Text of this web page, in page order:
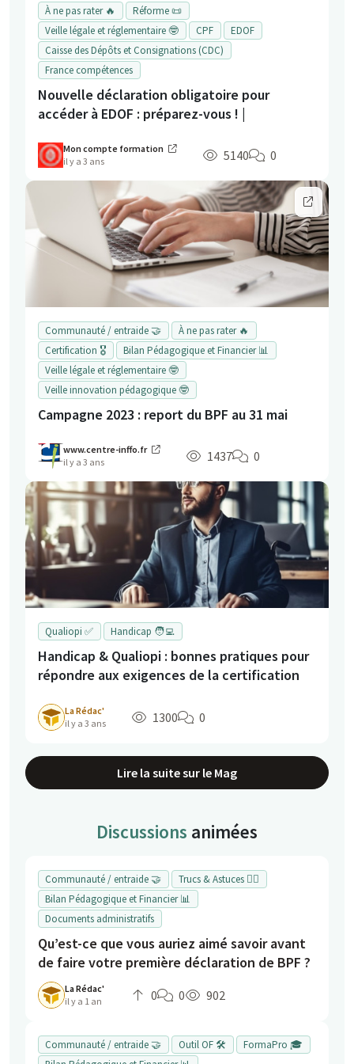
À ne pas rater 🔥
Réforme 📜
Veille légale et réglementaire 🤓
CPF
EDOF
Caisse des Dépôts et Consignations (CDC)
France compétences
Nouvelle déclaration obligatoire pour
accéder à EDOF : préparez-vous ! |
Mon compte formation
il y a 3 ans
5140 0
Communauté / entraide 🤝
À ne pas rater 🔥
Certification 🎖️
Bilan Pédagogique et Financier 📊
Veille légale et réglementaire 🤓
Veille innovation pédagogique 🤓
Campagne 2023 : report du BPF au 31 mai
www.centre-inffo.fr
il y a 3 ans
1437 0
Qualiopi ✅ Handicap 🧑‍💻
Handicap & Qualiopi : bonnes pratiques pour
répondre aux exigences de la certification
La Rédac'
il y a 3 ans
1300 0
Lire la suite sur le Mag
Discussions animées
Communauté / entraide 🤝
Trucs & Astuces 👍🏻
Bilan Pédagogique et Financier 📊
Documents administratifs
Qu’est-ce que vous auriez aimé savoir avant
de faire votre première déclaration de BPF ?
La Rédac'
il y a 1 an
0 0 902
Communauté / entraide 🤝 Outil OF 🛠️
FormaPro 🎓